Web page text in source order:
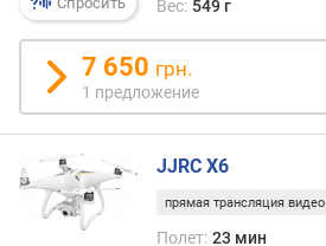
р
у
з
к
а
(
к
г
)
Вес: 549 г
7 650 грн.
1 предложение
JJRC X6
прямая трансляция видео
Полет: 23 мин